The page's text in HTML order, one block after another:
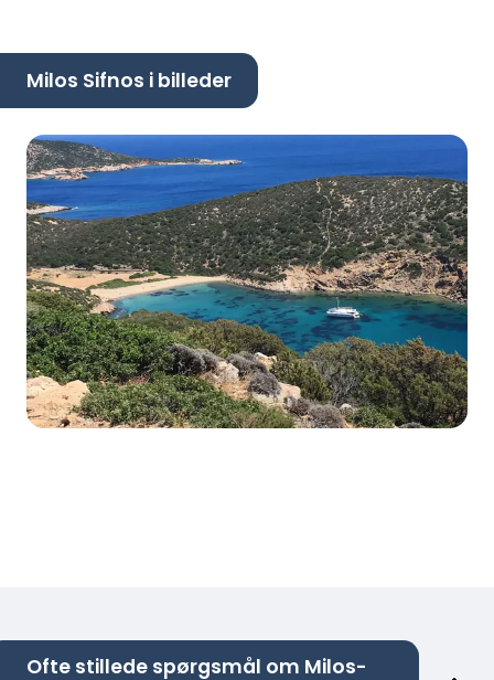
Milos Sifnos i billeder
Ofte stillede spørgsmål om Milos-